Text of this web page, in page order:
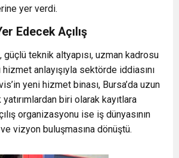
yer verdi.
Edecek Açılış
teknik altyapısı, uzman kadrosu
anlayışıyla sektörde iddiasını
yeni hizmet binası, Bursa’da uzun
biri olarak kayıtlara
organizasyonu ise iş dünyasının
vizyon buluşmasına dönüştü.